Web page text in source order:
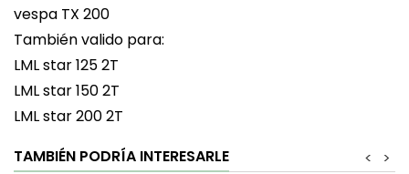
vespa TX 200
También valido para:
LML star 125 2T
LML star 150 2T
LML star 200 2T
TAMBIÉN PODRÍA INTERESARLE
>
<